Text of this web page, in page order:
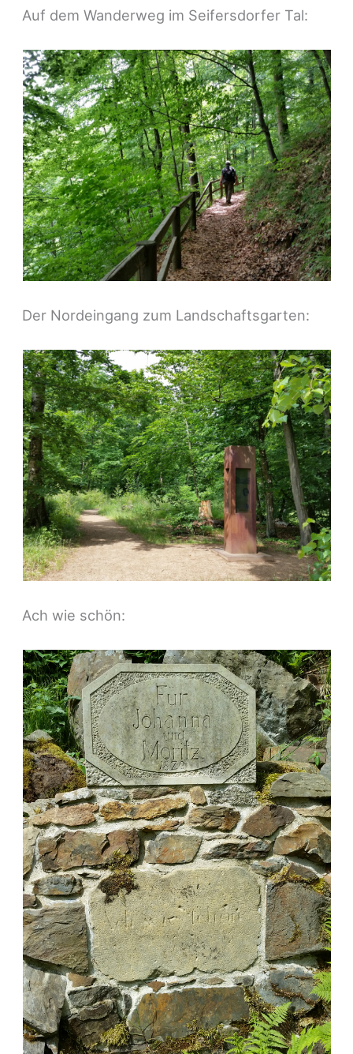
Auf dem Wanderweg im Seifersdorfer Tal:
Der Nordeingang zum Landschaftsgarten:
Ach wie schön: